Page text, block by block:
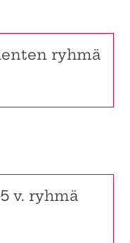
ryhmä
v. ryhmä